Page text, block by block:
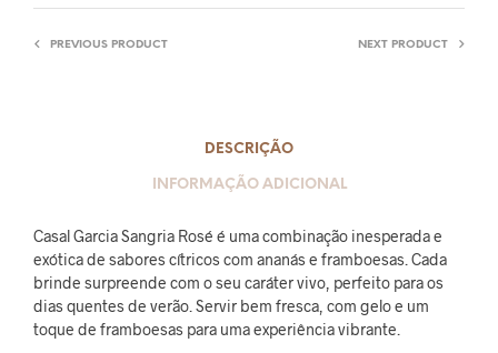
PREVIOUS PRODUCT NEXT PRODUCT
DESCRIÇÃO
INFORMAÇÃO ADICIONAL
Casal Garcia Sangria Rosé é uma combinação inesperada e
exótica de sabores cítricos com ananás e framboesas. Cada
brinde surpreende com o seu caráter vivo, perfeito para os
dias quentes de verão. Servir bem fresca, com gelo e um
toque de framboesas para uma experiência vibrante.